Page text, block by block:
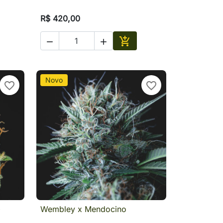
R$ 420,00
  
Adicionar
favorite_border Novo favorite_border
 Visualização rápida
Wembley x Mendocino